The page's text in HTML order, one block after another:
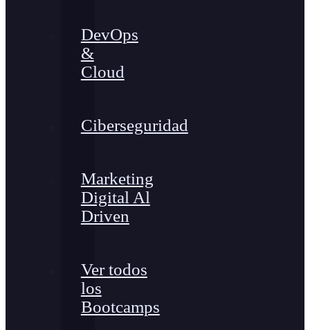
DevOps
&
Cloud
Ciberseguridad
Marketing
Digital Al
Driven
Ver todos
los
Bootcamps